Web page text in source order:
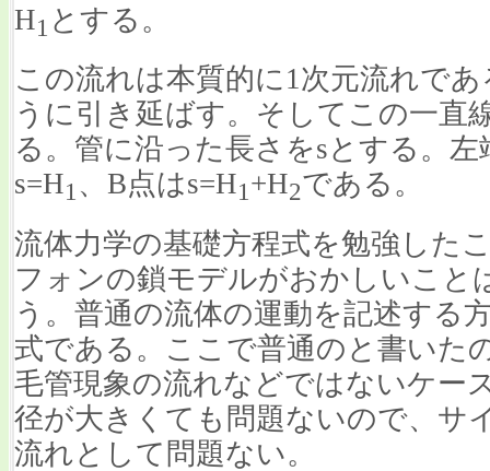
H1 とする。
この流れは本質的に1次元流れで
うに引き延ばす。そしてこの一直
る。管に沿った長さをsとする。
s=H1 、B点はs=H1+H2である。
流体力学の基礎方程式を勉強した
フォンの鎖モデルがおかしいこと
う。普通の流体の運動を記述する
式である。ここで普通のと書いた
毛管現象の流れなどではないケー
径が大きくても問題ないので、サ
流れとして問題ない。